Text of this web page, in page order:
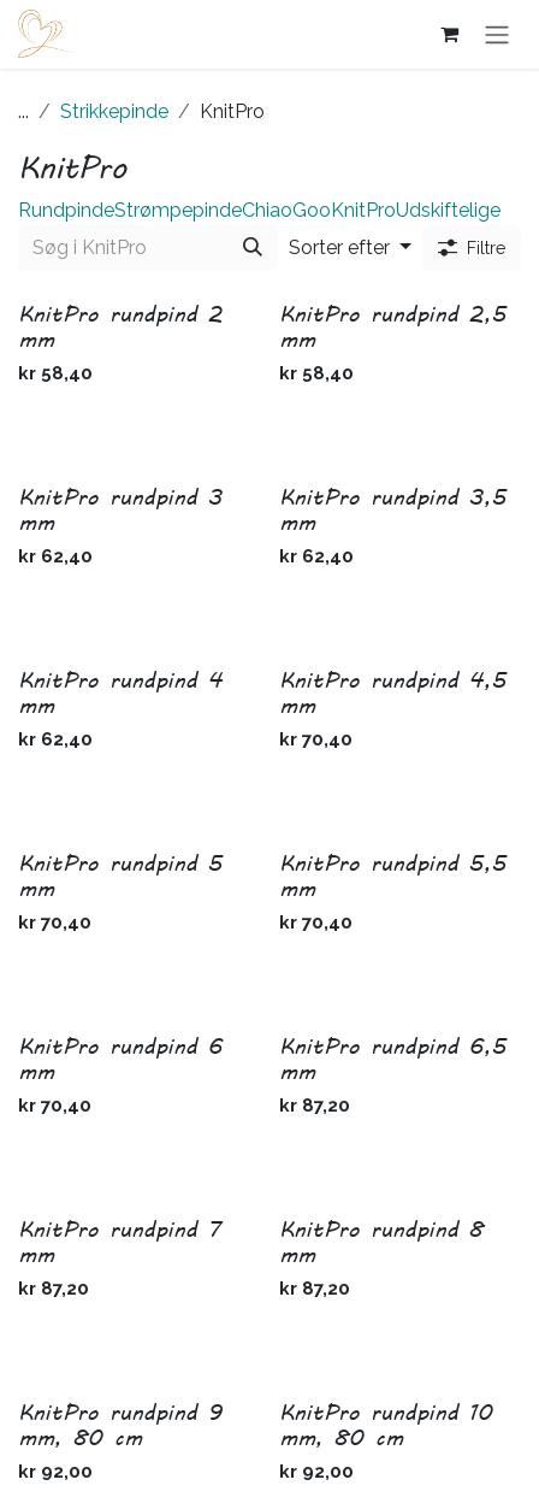
Skip to Content
... Strikkepinde KnitPro
KnitPro
RundpindeStrømpepindeChiaoGooKnitProUdskiftelige
Sorter efter
Filtre
KnitPro rundpind 2
mm
kr 58,40
KnitPro rundpind 2,5
mm
kr 58,40
KnitPro rundpind 3
mm
kr 62,40
KnitPro rundpind 3,5
mm
kr 62,40
KnitPro rundpind 4
mm
kr 62,40
KnitPro rundpind 4,5
mm
kr 70,40
KnitPro rundpind 5
mm
kr 70,40
KnitPro rundpind 5,5
mm
kr 70,40
KnitPro rundpind 6
mm
kr 70,40
KnitPro rundpind 6,5
mm
kr 87,20
KnitPro rundpind 7
mm
kr 87,20
KnitPro rundpind 8
mm
kr 87,20
KnitPro rundpind 9
mm, 80 cm
kr 92,00
KnitPro rundpind 10
mm, 80 cm
kr 92,00